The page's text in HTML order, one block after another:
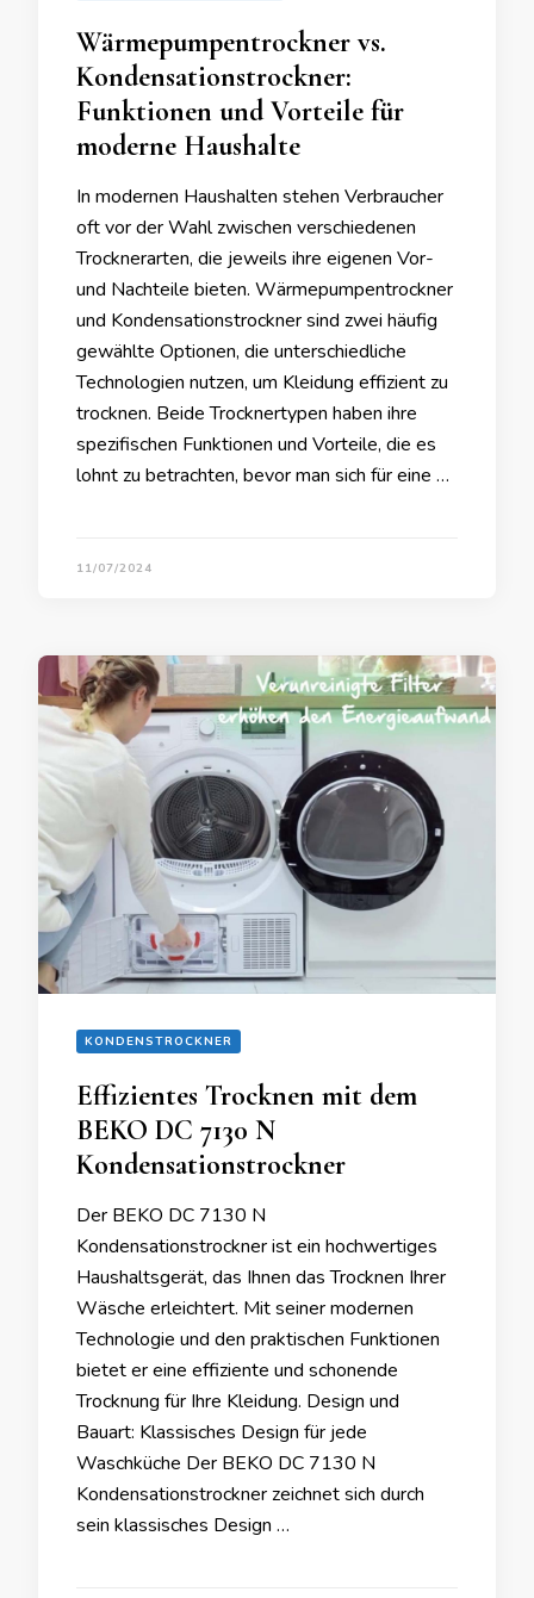
Wärmepumpentrockner vs.
Kondensationstrockner:
Funktionen und Vorteile für
moderne Haushalte
In modernen Haushalten stehen Verbraucher
oft vor der Wahl zwischen verschiedenen
Trocknerarten, die jeweils ihre eigenen Vor-
und Nachteile bieten. Wärmepumpentrockner
und Kondensationstrockner sind zwei häufig
gewählte Optionen, die unterschiedliche
Technologien nutzen, um Kleidung effizient zu
trocknen. Beide Trocknertypen haben ihre
spezifischen Funktionen und Vorteile, die es
lohnt zu betrachten, bevor man sich für eine …
11/07/2024
KONDENSTROCKNER
Effizientes Trocknen mit dem
BEKO DC 7130 N
Kondensationstrockner
Der BEKO DC 7130 N
Kondensationstrockner ist ein hochwertiges
Haushaltsgerät, das Ihnen das Trocknen Ihrer
Wäsche erleichtert. Mit seiner modernen
Technologie und den praktischen Funktionen
bietet er eine effiziente und schonende
Trocknung für Ihre Kleidung. Design und
Bauart: Klassisches Design für jede
Waschküche Der BEKO DC 7130 N
Kondensationstrockner zeichnet sich durch
sein klassisches Design …